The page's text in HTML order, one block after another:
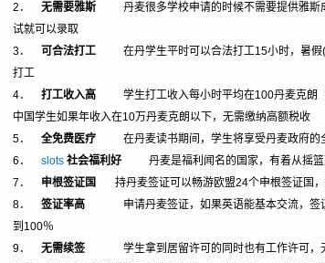
2． 无需要雅斯 丹麦很多学校申请的时候不需要提供雅斯
试就可以录取
3．
可合法打工 在丹学生平时可以合法打工15小时，暑假
打工
4． 打工收入高 学生打工收入每小时平均在100丹麦克朗（
中国学生如果年收入在10万丹麦克朗以下，无需缴纳高额税收
5． 全免费医疗 在丹麦读书期间，学生将享受丹麦政府的
6． slots 社会福利好 丹麦是福利闻名的国家，有着从摇篮
7． 申根签证国
持丹麦签证可以畅游欧盟24个申根签证国，
8．
签证率高 申请丹麦签证，如果英语能基本交流，签
到100％
9． 无需续签 学生拿到居留许可的同时也有工作许可，无